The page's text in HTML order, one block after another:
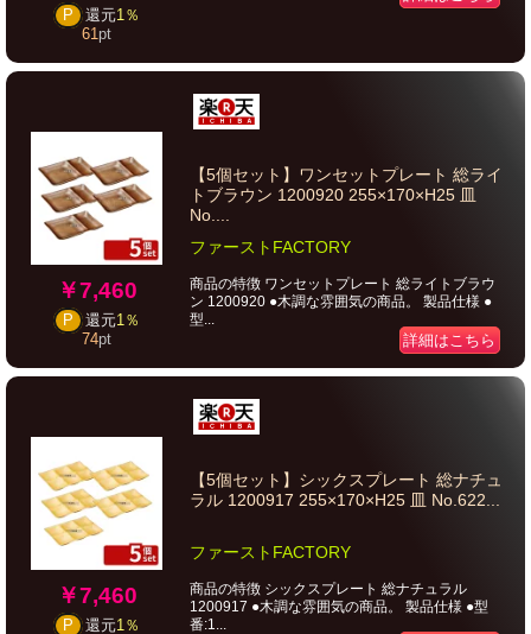
P 還元1％
61pt
￥7,460
P 還元1％
74pt
【5個セット】ワンセットプレート 総ライ
トブラウン 1200920 255×170×H25 皿
No....
ファーストFACTORY
商品の特徴 ワンセットプレート 総ライトブラウ
ン 1200920 ●木調な雰囲気の商品。 製品仕様 ●
型...
詳細はこちら
￥7,460
P 還元1％
【5個セット】シックスプレート 総ナチュ
ラル 1200917 255×170×H25 皿 No.622...
ファーストFACTORY
商品の特徴 シックスプレート 総ナチュラル
1200917 ●木調な雰囲気の商品。 製品仕様 ●型
番:1...